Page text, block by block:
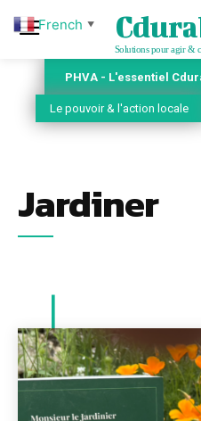
Solutions pour agir &
PHVA - L'essentiel
Le pouvoir & l'action locale
Jardiner
French ▼